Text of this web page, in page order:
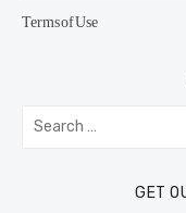
Terms of Use
Search
for:
GET